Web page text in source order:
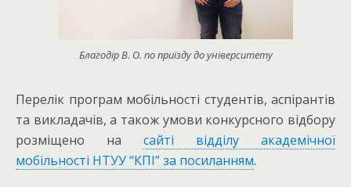
Благодір В. О. по приїзду до університету
Перелік програм мобільності студентів, аспірантів
та викладачів, а також умови конкурсного відбору
розміщено на сайті відділу академічної
мобільності НТУУ “КПІ” за посиланням.